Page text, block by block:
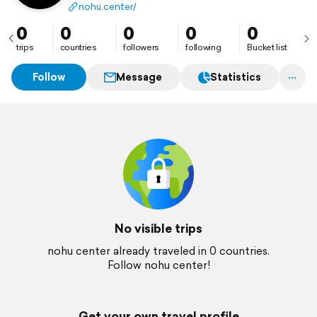
nohu.center/
0
trips
0
countries
0
followers
0
following
0
Bucket list
Follow Message Statistics
No visible trips
nohu center already traveled in 0 countries.
Follow nohu center!